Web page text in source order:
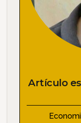
Artículo